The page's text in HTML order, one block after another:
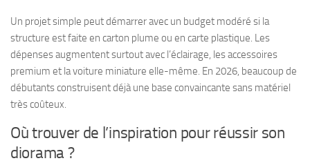
Un projet simple peut démarrer avec un budget modéré si la
structure est faite en carton plume ou en carte plastique. Les
dépenses augmentent surtout avec l’éclairage, les accessoires
premium et la voiture miniature elle-même. En 2026, beaucoup de
débutants construisent déjà une base convaincante sans matériel
très coûteux.
Où trouver de l’inspiration pour réussir son
diorama ?